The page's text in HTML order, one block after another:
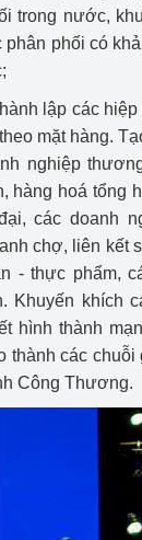
trong nước,
phối có
lập các
mặt hàng.
nghiệp
hàng hoá tổng
các doanh
chợ, liên kết
- thực phẩm,
Khuyến khích
hình thành
thành các
Công Thương.